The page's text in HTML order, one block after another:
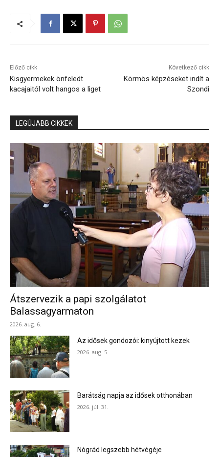
Előző cikk
Kisgyermekek önfeledt
kacajaitól volt hangos a liget
Következő cikk
Körmös képzéseket indít a
Szondi
LEGÚJABB CIKKEK
Átszervezik a papi szolgálatot
Balassagyarmaton
2026. aug. 6.
Az idősek gondozói: kinyújtott kezek
2026. aug. 5.
Barátság napja az idősek otthonában
2026. júl. 31.
Nógrád legszebb hétvégéje